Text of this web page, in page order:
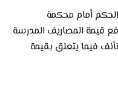
أمام محكمة
قيمة المصاريف المدرسة
فيما يتعلق بقيمة